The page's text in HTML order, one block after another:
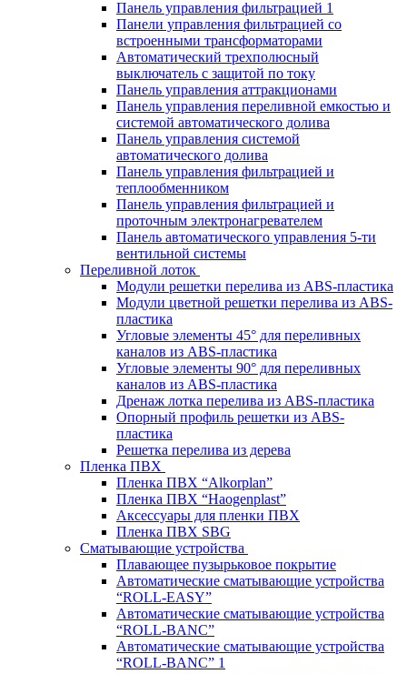
Панель управления фильтрацией 1
Панели управления фильтрацией cо
встроенными трансформаторами
Автоматический трехполюсный
выключатель с защитой по току
Панель управления аттракционами
Панель управления переливной емкостью и
системой автоматического долива
Панель управления системой
автоматического долива
Панель управления фильтрацией и
теплообменником
Панель управления фильтрацией и
проточным электронагревателем
Панель автоматического управления 5-ти
вентильной системы
Переливной лоток
Модули решетки перелива из ABS-пластика
Модули цветной решетки перелива из ABS-
пластика
Угловые элементы 45° для переливных
каналов из ABS-пластика
Угловые элементы 90° для переливных
каналов из ABS-пластика
Дренаж лотка перелива из ABS-пластика
Опорный профиль решетки из ABS-
пластика
Решетка перелива из дерева
Пленка ПВХ
Пленка ПВХ “Alkorplan”
Пленка ПВХ “Haogenplast”
Аксессуары для пленки ПВХ
Пленка ПВХ SBG
Сматывающие устройства
Плавающее пузырьковое покрытие
Автоматические сматывающие устройства
“ROLL-EASY”
Автоматические сматывающие устройства
“ROLL-BANC”
Автоматические сматывающие устройства
“ROLL-BANC” 1